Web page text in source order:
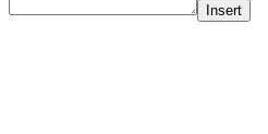
Insert